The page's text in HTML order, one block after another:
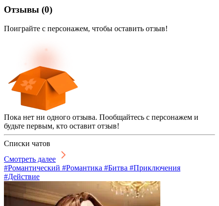
Отзывы (0)
Поиграйте с персонажем, чтобы оставить отзыв!
Пока нет ни одного отзыва. Пообщайтесь с персонажем и
будьте первым, кто оставит отзыв!
Списки чатов
Смотреть далее
#Романтический #Романтика #Битва #Приключения
#Действие